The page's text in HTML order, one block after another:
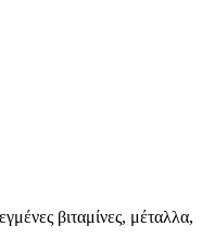
βιταμίνες, μέταλλα,